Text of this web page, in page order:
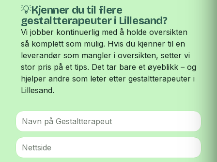
💡Kjenner du til flere
gestaltterapeuter i Lillesand?
Vi jobber kontinuerlig med å holde oversikten
så komplett som mulig. Hvis du kjenner til en
leverandør som mangler i oversikten, setter vi
stor pris på et tips. Det tar bare et øyeblikk – og
hjelper andre som leter etter gestaltterapeuter i
Lillesand.